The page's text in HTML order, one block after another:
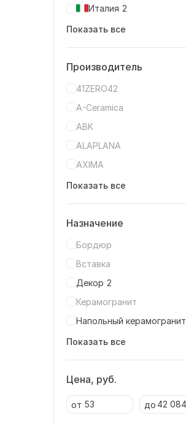
Италия 2
Показать все
Производитель
41ZERO42
A-Ceramica
ABK
ALAPLANA
AXIMA
Показать все
Назначение
Бордюр
Вставка
Декор 2
Керамогранит
Напольный керамогранит
Показать все
Цена, руб.
от до